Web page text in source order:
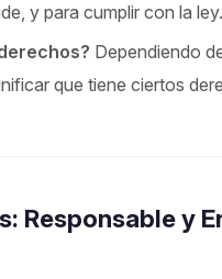
y para cumplir con la ley.
Dependiendo
que tiene ciertos
Responsable y